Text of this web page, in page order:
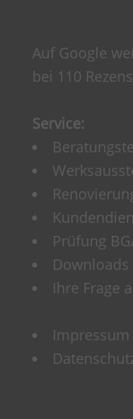
Auf Google
bei 110
Service:
Prüfung
Downloads
Ihre Frage
Impressum